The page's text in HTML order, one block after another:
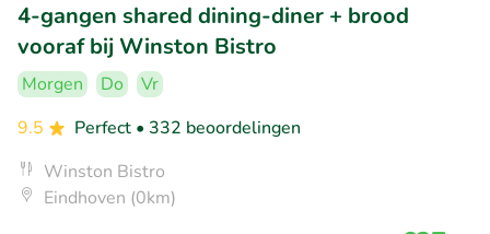
4-gangen shared dining-diner + brood
vooraf bij Winston Bistro
Morgen Do
Vr
9.5
Perfect • 332 beoordelingen
Winston Bistro
Eindhoven (0km)